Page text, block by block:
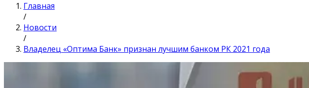
Главная
/
Новости
/
Владелец «Оптима Банк» признан лучшим банком РК 2021 года